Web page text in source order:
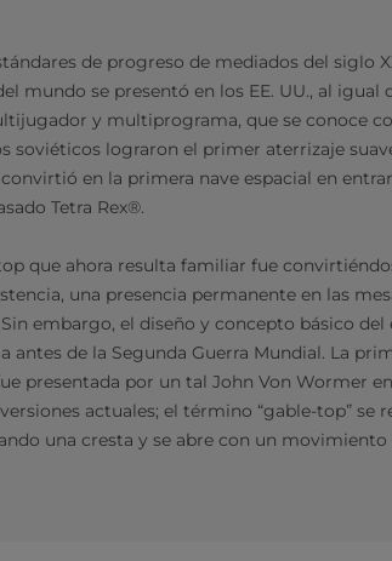
de progreso de mediados del siglo
mundo se presentó en los EE. UU., al igual
y multiprograma, que se conoce
soviéticos lograron el primer aterrizaje
en la primera nave espacial en
Tetra Rex®.
que ahora resulta familiar fue
una presencia permanente en las
embargo, el diseño y concepto básico
antes de la Segunda Guerra Mundial. La
presentada por un tal John Von Wormer en
actuales; el término “gable-top” se
una cresta y se abre con un movimiento